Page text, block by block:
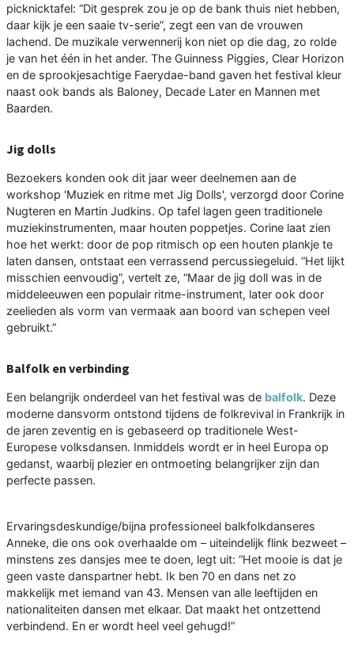
picknicktafel: “Dit gesprek zou je op de bank thuis niet hebben,
daar kijk je een saaie tv-serie”, zegt een van de vrouwen
lachend. De muzikale verwennerij kon niet op die dag, zo rolde
je van het één in het ander. The Guinness Piggies, Clear Horizon
en de sprookjesachtige Faerydae-band gaven het festival kleur
naast ook bands als Baloney, Decade Later en Mannen met
Baarden.
Jig dolls
Bezoekers konden ook dit jaar weer deelnemen aan de
workshop 'Muziek en ritme met Jig Dolls', verzorgd door Corine
Nugteren en Martin Judkins. Op tafel lagen geen traditionele
muziekinstrumenten, maar houten poppetjes. Corine laat zien
hoe het werkt: door de pop ritmisch op een houten plankje te
laten dansen, ontstaat een verrassend percussiegeluid. “Het lijkt
misschien eenvoudig”, vertelt ze, “Maar de jig doll was in de
middeleeuwen een populair ritme-instrument, later ook door
zeelieden als vorm van vermaak aan boord van schepen veel
gebruikt.”
Balfolk en verbinding
Een belangrijk onderdeel van het festival was de balfolk. Deze
moderne dansvorm ontstond tijdens de folkrevival in Frankrijk in
de jaren zeventig en is gebaseerd op traditionele West-
Europese volksdansen. Inmiddels wordt er in heel Europa op
gedanst, waarbij plezier en ontmoeting belangrijker zijn dan
perfecte passen.
Ervaringsdeskundige/bijna professioneel balkfolkdanseres
Anneke, die ons ook overhaalde om – uiteindelijk flink bezweet –
minstens zes dansjes mee te doen, legt uit: “Het mooie is dat je
geen vaste danspartner hebt. Ik ben 70 en dans net zo
makkelijk met iemand van 43. Mensen van alle leeftijden en
nationaliteiten dansen met elkaar. Dat maakt het ontzettend
verbindend. En er wordt heel veel gehugd!”